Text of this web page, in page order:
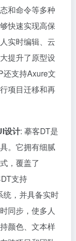
和命令等多种
快速实现高保
实时编辑、云
提升了原型设
支持Axure文
项目迁移和再
设计: 摹客DT是
。它拥有细腻
，覆盖了
支持
统，并具备实时
同步，使多人
颜色、文本样